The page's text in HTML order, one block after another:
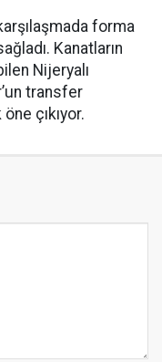
forma
Kanatların
Nijeryalı
transfer
çıkıyor.